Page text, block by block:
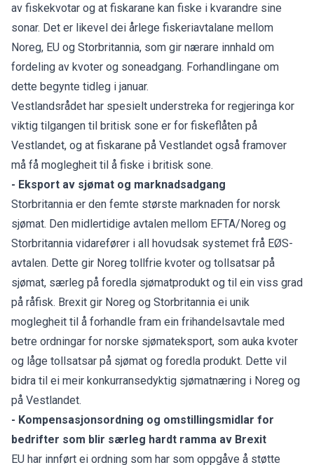
av fiskekvotar og at fiskarane kan fiske i kvarandre sine
sonar. Det er likevel dei årlege fiskeriavtalane mellom
Noreg, EU og Storbritannia, som gir nærare innhald om
fordeling av kvoter og soneadgang. Forhandlingane om
dette begynte tidleg i januar.
Vestlandsrådet har spesielt understreka for regjeringa kor
viktig tilgangen til britisk sone er for fiskeflåten på
Vestlandet, og at fiskarane på Vestlandet også framover
må få moglegheit til å fiske i britisk sone.
- Eksport av sjømat og marknadsadgang
Storbritannia er den femte største marknaden for norsk
sjømat. Den midlertidige avtalen mellom EFTA/Noreg og
Storbritannia vidarefører i all hovudsak systemet frå EØS-
avtalen. Dette gir Noreg tollfrie kvoter og tollsatsar på
sjømat, særleg på foredla sjømatprodukt og til ein viss grad
på råfisk. Brexit gir Noreg og Storbritannia ei unik
moglegheit til å forhandle fram ein frihandelsavtale med
betre ordningar for norske sjømateksport, som auka kvoter
og låge tollsatsar på sjømat og foredla produkt. Dette vil
bidra til ei meir konkurransedyktig sjømatnæring i Noreg og
på Vestlandet.
- Kompensasjonsordning og omstillingsmidlar for
bedrifter som blir særleg hardt ramma av Brexit
EU har innført ei ordning som har som oppgåve å støtte